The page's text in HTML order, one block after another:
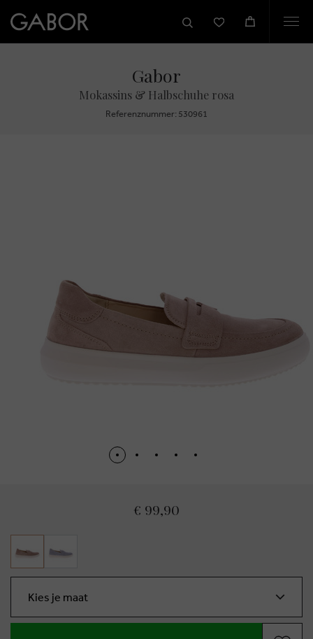
Gabor
Mokassins & Halbschuhe rosa
Referenznummer: 530961
€ 99,90
Kies je maat